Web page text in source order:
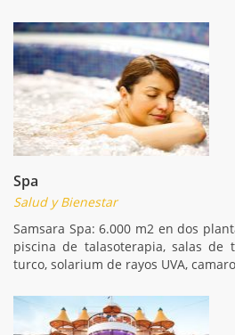
Spa
Salud y Bienestar
Samsara Spa: 6.000 m2 en dos
piscina de talasoterapia, salas de
turco, solarium de rayos UVA,